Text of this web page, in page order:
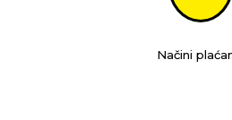
Načini